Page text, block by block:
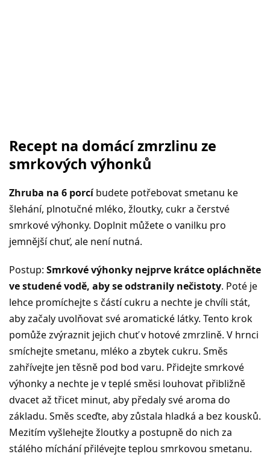
Recept na domácí zmrzlinu ze
smrkových výhonků
Zhruba na 6 porcíbudete potřebovat smetanu ke
šlehání, plnotučné mléko, žloutky, cukr a čerstvé
smrkové výhonky. Doplnit můžete o vanilku pro
jemnější chuť, ale není nutná.
Postup: Smrkové výhonky nejprve krátce opláchněte
ve studené vodě, aby se odstranily nečistoty. Poté je
lehce promíchejte s částí cukru a nechte je chvíli stát,
aby začaly uvolňovat své aromatické látky. Tento krok
pomůže zvýraznit jejich chuť v hotové zmrzlině. V hrnci
smíchejte smetanu, mléko a zbytek cukru. Směs
zahřívejte jen těsně pod bod varu. Přidejte smrkové
výhonky a nechte je v teplé směsi louhovat přibližně
dvacet až třicet minut, aby předaly své aroma do
základu. Směs sceďte, aby zůstala hladká a bez kousků.
Mezitím vyšlehejte žloutky a postupně do nich za
stálého míchání přilévejte teplou smrkovou smetanu.